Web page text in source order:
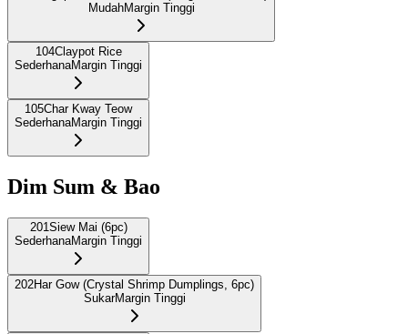
MudahMargin Tinggi
104Claypot Rice
SederhanaMargin Tinggi
105Char Kway Teow
SederhanaMargin Tinggi
Dim Sum & Bao
201Siew Mai (6pc)
SederhanaMargin Tinggi
202Har Gow (Crystal Shrimp Dumplings, 6pc)
SukarMargin Tinggi